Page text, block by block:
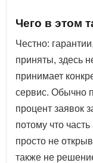
Чего в этом
Честно:
приняты, здесь
принимает
сервис. Обычно
процент заявок
потому что
просто не
также не